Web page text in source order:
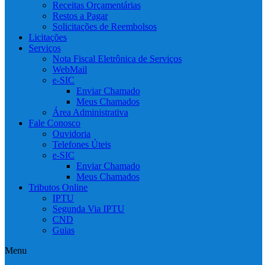
Receitas Orçamentárias
Restos a Pagar
Solicitações de Reembolsos
Licitações
Serviços
Nota Fiscal Eletrônica de Serviços
WebMail
e-SIC
Enviar Chamado
Meus Chamados
Área Administrativa
Fale Conosco
Ouvidoria
Telefones Úteis
e-SIC
Enviar Chamado
Meus Chamados
Tributos Online
IPTU
Segunda Via IPTU
CND
Guias
Menu